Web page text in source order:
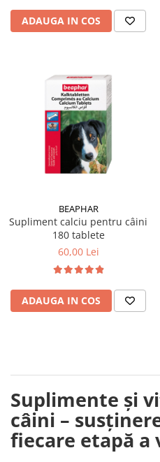
ADAUGA IN COS
BEAPHAR
Supliment calciu pentru câini
180 tablete
60,00 Lei
ADAUGA IN COS
Suplimente și
câini –
fiecare etapă a